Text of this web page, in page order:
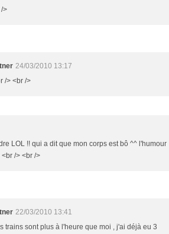
>
24/03/2010 13:17
/> <br />
LOL !! qui a dit que mon corps est bô ^^ l'humour
/> <br />
22/03/2010 13:41
trains sont plus à l'heure que moi , j'ai déjà eu 3